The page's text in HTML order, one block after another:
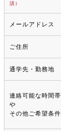
須）
メールアドレス
ご住所
通学先・勤務地
連絡可能な時間帯
や
その他ご希望条件